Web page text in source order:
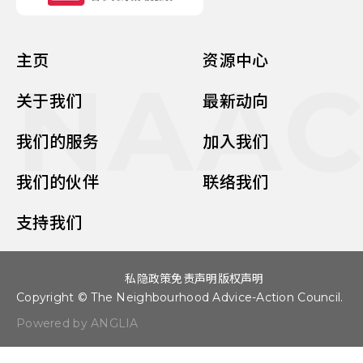
主页
关于我们
我们的服务
我们的伙伴
支持我们
资源中心
最新动向
加入我们
联络我们
Copyright © The Neighbourhood Advice-Action Council.
Powered by ANGLIA
私隐政策免责声明 版权声明